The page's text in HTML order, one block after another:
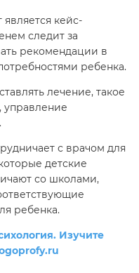
кейс-
следит за
рекомендации в
ребенка.
лечение, такое
управление
с врачом для
детские
со школами,
ребенка.
Изучите